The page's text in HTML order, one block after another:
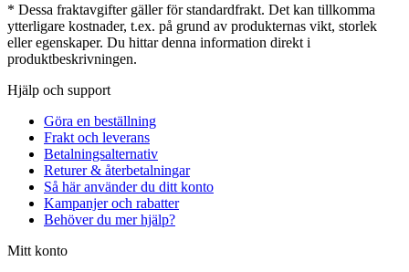
* Dessa fraktavgifter gäller för standardfrakt. Det kan tillkomma
ytterligare kostnader, t.ex. på grund av produkternas vikt, storlek
eller egenskaper. Du hittar denna information direkt i
produktbeskrivningen.
Hjälp och support
Göra en beställning
Frakt och leverans
Betalningsalternativ
Returer & återbetalningar
Så här använder du ditt konto
Kampanjer och rabatter
Behöver du mer hjälp?
Mitt konto